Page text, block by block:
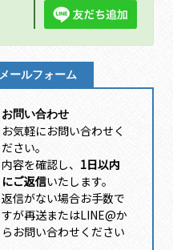
メールフォーム
お問い合わせ
お気軽にお問い合わせく
ださい。
内容を確認し、 1日以内
にご返信いたします。
返信がない場合お手数で
すが再送またはLINE@か
らお問い合わせください